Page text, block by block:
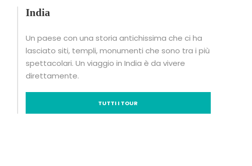
India
Un paese con una storia antichissima che ci ha
lasciato siti, templi, monumenti che sono tra i più
spettacolari. Un viaggio in India è da vivere
direttamente.
TUTTI I TOUR